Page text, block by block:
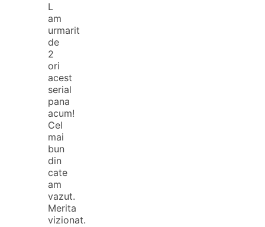
L
am
urmarit
de
2
ori
acest
serial
pana
acum!
Cel
mai
bun
din
cate
am
vazut.
Merita
vizionat.